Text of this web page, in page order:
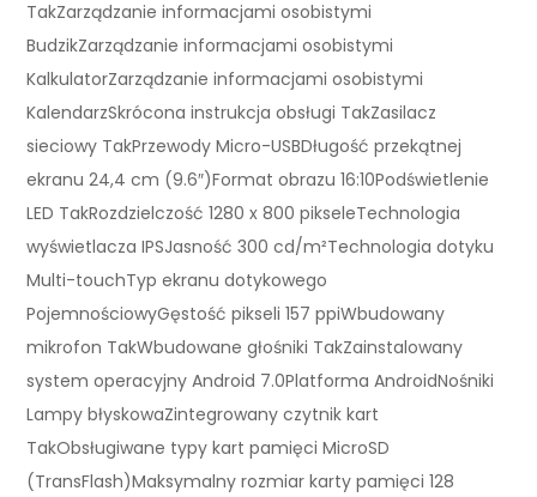
TakZarządzanie informacjami osobistymi
BudzikZarządzanie informacjami osobistymi
KalkulatorZarządzanie informacjami osobistymi
KalendarzSkrócona instrukcja obsługi TakZasilacz
sieciowy TakPrzewody Micro-USBDługość przekątnej
ekranu 24,4 cm (9.6″)Format obrazu 16:10Podświetlenie
LED TakRozdzielczość 1280 x 800 pikseleTechnologia
wyświetlacza IPSJasność 300 cd/m²Technologia dotyku
Multi-touchTyp ekranu dotykowego
PojemnościowyGęstość pikseli 157 ppiWbudowany
mikrofon TakWbudowane głośniki TakZainstalowany
system operacyjny Android 7.0Platforma AndroidNośniki
Lampy błyskowaZintegrowany czytnik kart
TakObsługiwane typy kart pamięci MicroSD
(TransFlash)Maksymalny rozmiar karty pamięci 128